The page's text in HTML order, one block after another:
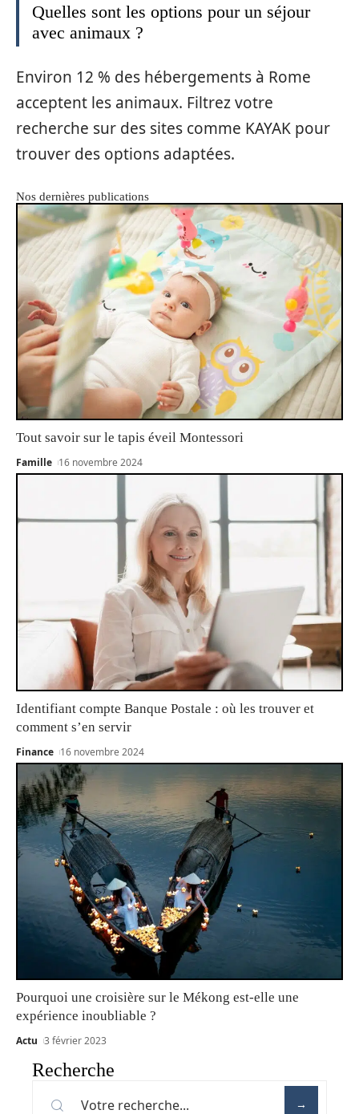
Quelles sont les options pour un séjour
avec animaux ?
Environ 12 % des hébergements à Rome
acceptent les animaux. Filtrez votre
recherche sur des sites comme KAYAK pour
trouver des options adaptées.
Nos dernières publications
Tout savoir sur le tapis éveil Montessori
Famille 16 novembre 2024
Identifiant compte Banque Postale : où les trouver et
comment s’en servir
Finance 16 novembre 2024
Pourquoi une croisière sur le Mékong est-elle une
expérience inoubliable ?
Actu 3 février 2023
Recherche